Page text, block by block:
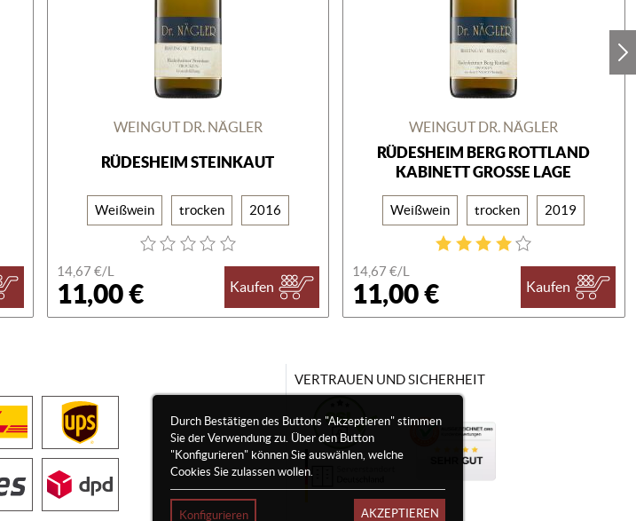
WEINGUT DR. NÄGLER
RÜDESHEIM STEINKAUT
Weißwein trocken 2016
14,67 €/L
11,00 € Kaufen
WEINGUT DR. NÄGLER
RÜDESHEIM BERG ROTTLAND
KABINETT GROSSE LAGE
Weißwein trocken 2019
14,67 €/L
11,00 € Kaufen
Durch Bestätigen des Buttons "Akzeptieren" stimmen
Sie der Verwendung zu. Über den Button
"Konfigurieren" können Sie auswählen, welche
Cookies Sie zulassen wollen.
Konfigurieren AKZEPTIEREN
VERTRAUEN UND SICHERHEIT